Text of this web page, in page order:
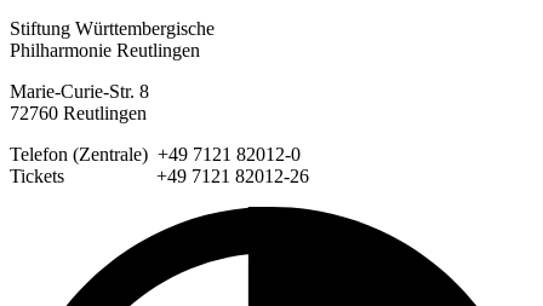
Stiftung Württembergische
Philharmonie Reutlingen
Marie-Curie-Str. 8
72760 Reutlingen
Telefon (Zentrale) +49 7121 82012-0
Tickets +49 7121 82012-26